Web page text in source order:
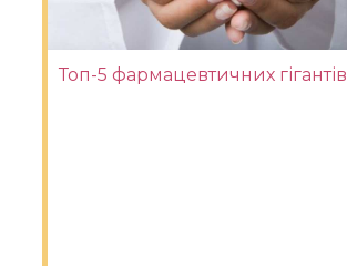
Топ-5 фармацевтичних гігантів